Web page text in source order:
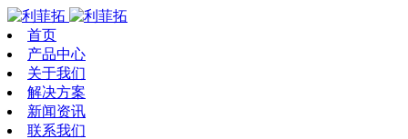
首页
产品中心
关于我们
解决方案
新闻资讯
联系我们